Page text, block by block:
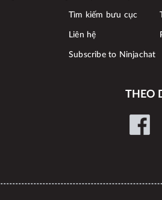
Tìm kiếm bưu cục
Liên hệ
Subscribe to Ninjachat
THEO